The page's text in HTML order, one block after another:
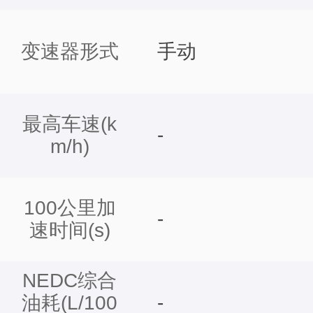
变速器形式
最高车速(k
m/h)
100公里加
速时间(s)
NEDC综合
油耗(L/100
手动
-
-
-